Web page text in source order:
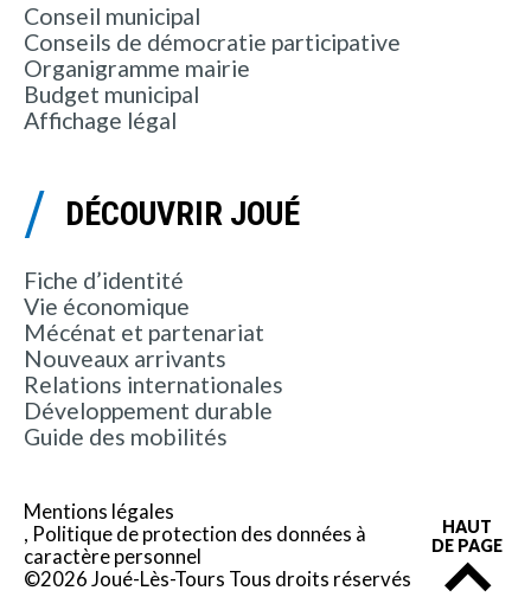
Conseil municipal
Conseils de démocratie participative
Organigramme mairie
Budget municipal
Affichage légal
DÉCOUVRIR JOUÉ
Fiche d’identité
Vie économique
Mécénat et partenariat
Nouveaux arrivants
Relations internationales
Développement durable
Guide des mobilités
Mentions légales
Politique de protection des données à
caractère personnel
©2026 Joué-Lès-Tours Tous droits réservés
HAUT
DE PAGE